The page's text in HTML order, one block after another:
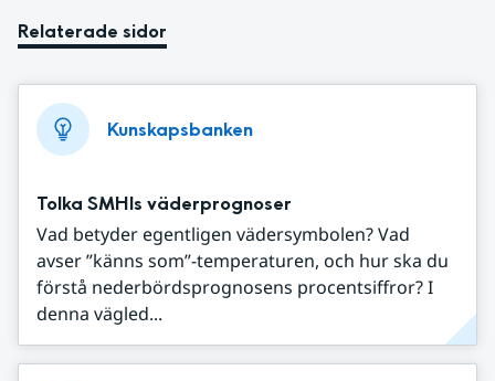
Relaterade sidor
Kunskapsbanken
Tolka SMHIs väderprognoser
Vad betyder egentligen vädersymbolen? Vad
avser ”känns som”-temperaturen, och hur ska du
förstå nederbördsprognosens procentsiffror? I
denna vägled...